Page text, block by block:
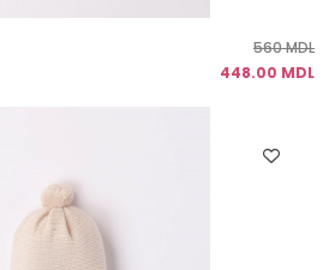
560 MDL
448.00 MDL